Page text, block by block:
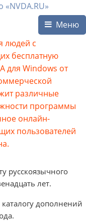
«NVDA.RU»
Меню
людей с
бесплатную
для Windows от
различные
программы
онлайн-
пользователей
русскоязычного
лет.
дополнений